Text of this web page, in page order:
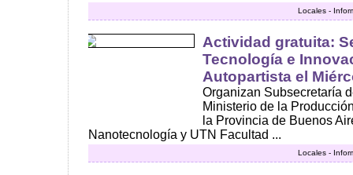
Locales -
Actividad gratuita:
Tecnología e
Autopartista el
Organizan Subsecretaría
Ministerio de la
la Provincia de Buenos
Nanotecnología y UTN Facultad ...
Locales -